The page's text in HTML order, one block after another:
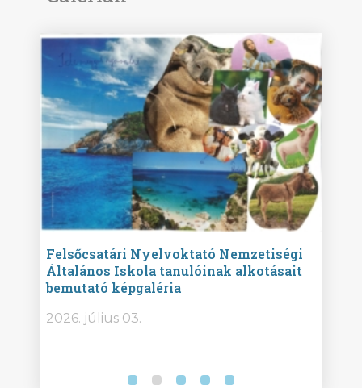
Felsőcsatári Nyelvoktató Nemzetiségi
Általános Iskola tanulóinak alkotásait
bemutató képgaléria
2026. július 03.